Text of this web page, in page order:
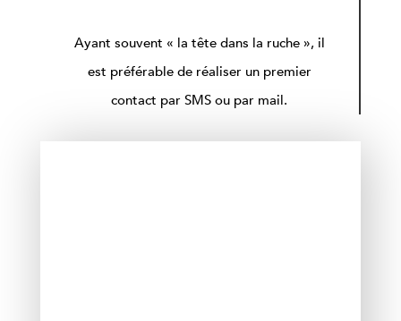
Ayant souvent « la tête dans la ruche », il
est préférable de réaliser un premier
contact par SMS ou par mail.